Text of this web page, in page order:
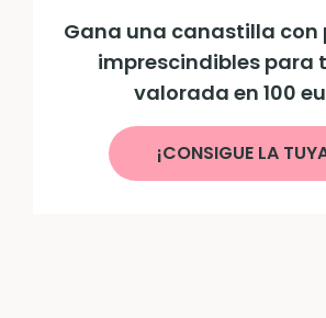
Gana una canastilla con
imprescindibles para
valorada en 100
¡CONSIGUE LA